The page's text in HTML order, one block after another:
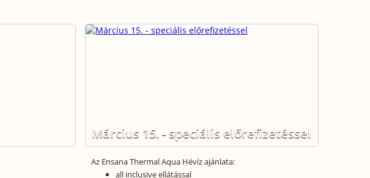
Március 15. - speciális előrefizetéssel
Az Ensana Thermal Aqua Hévíz ajánlata:
all inclusive ellátással